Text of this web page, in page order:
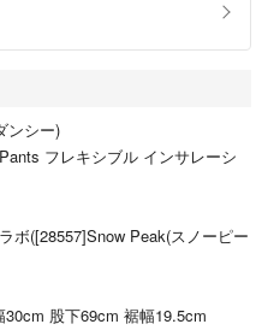
ンシー)
フレキシブル インサレーシ
ボ([28557]Snow Peak(スノーピー
30cm 股下69cm 裾幅19.5cm